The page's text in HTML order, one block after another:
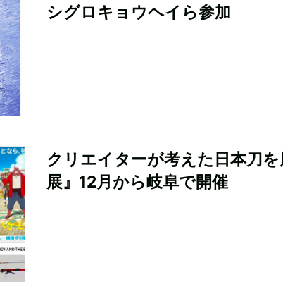
シグロキョウヘイら参加
クリエイターが考えた日本刀
展』12月から岐阜で開催